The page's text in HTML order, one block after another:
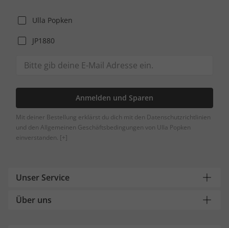
Ulla Popken
JP1880
Anmelden und Sparen
Mit deiner Bestellung erklärst du dich mit den Datenschutzrichtlinien
und den Allgemeinen Geschäftsbedingungen von Ulla Popken
einverstanden. [+]
Unser Service
Über uns